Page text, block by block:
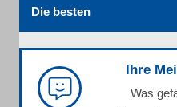
Die besten
Ihre
Was